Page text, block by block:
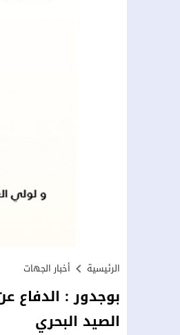
الرئيسية أخبار الجهات
بوجدور : الدفاع
الصيد البحري